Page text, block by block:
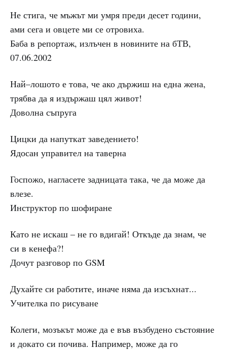
Не стига, че мъжът ми умря преди десет години,
ами сега и овцете ми се отровиха.
Баба в репортаж, излъчен в новините на бТВ,
07.06.2002
Най–лошото е това, че ако държиш на една жена,
трябва да я издържаш цял живот!
Доволна съпруга
Цицки да напуткат заведението!
Ядосан управител на таверна
Госпожо, нагласете задницата така, че да може да
влезе.
Инструктор по шофиране
Като не искаш – не го вдигай! Откъде да знам, че
си в кенефа?!
Дочут разговор по GSM
Духайте си работите, иначе няма да изсъхнат...
Учителка по рисуване
Колеги, мозъкът може да е във възбудено състояние
и докато си почива. Например, може да го